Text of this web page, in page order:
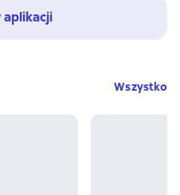
aplikacji
Wszystko